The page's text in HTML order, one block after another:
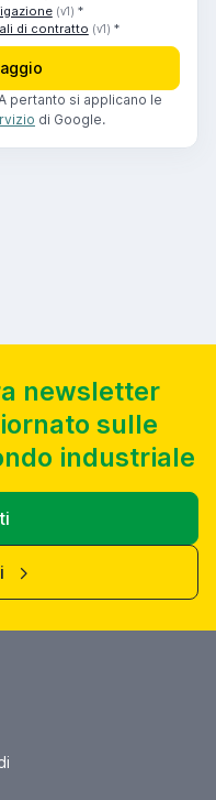
(v1) *
di contratto (v1) *
pertanto si applicano le
di Google.
newsletter
sulle
industriale